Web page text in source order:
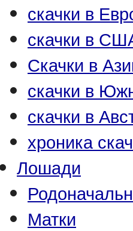
скачки в
скачки в
Скачки в
скачки в
скачки в
хроника
Лошади
Матки